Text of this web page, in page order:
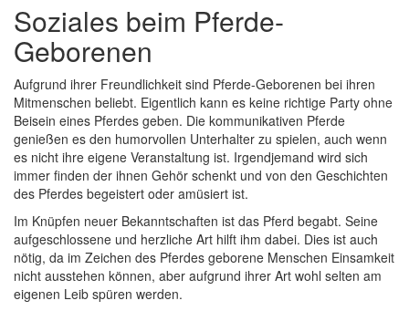
Soziales beim Pferde-
Geborenen
Aufgrund ihrer Freundlichkeit sind Pferde-Geborenen bei ihren
Mitmenschen beliebt. Eigentlich kann es keine richtige Party ohne
Beisein eines Pferdes geben. Die kommunikativen Pferde
genießen es den humorvollen Unterhalter zu spielen, auch wenn
es nicht ihre eigene Veranstaltung ist. Irgendjemand wird sich
immer finden der ihnen Gehör schenkt und von den Geschichten
des Pferdes begeistert oder amüsiert ist.
Im Knüpfen neuer Bekanntschaften ist das Pferd begabt. Seine
aufgeschlossene und herzliche Art hilft ihm dabei. Dies ist auch
nötig, da im Zeichen des Pferdes geborene Menschen Einsamkeit
nicht ausstehen können, aber aufgrund ihrer Art wohl selten am
eigenen Leib spüren werden.